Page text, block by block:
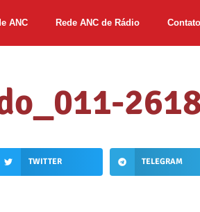
ANC Rede ANC de Rádio Contato
TWITTER TELEGRAM